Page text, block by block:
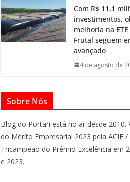
Com R$ 11,1
investimentos,
melhoria na
Frutal seguem
avançado
4 de agosto de
Sobre Nós
Blog do Portari está no ar desde 2010.
do Mérito Empresarial 2023 pela ACIF /
Tricampeão do Prêmio Excelência em
e 2023.